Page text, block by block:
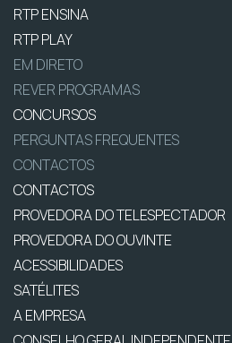
RTP ENSINA
RTP PLAY
EM DIRETO
REVER PROGRAMAS
CONCURSOS
PERGUNTAS FREQUENTES
CONTACTOS
CONTACTOS
PROVEDORA DO TELESPECTADOR
PROVEDORA DO OUVINTE
ACESSIBILIDADES
SATÉLITES
A EMPRESA